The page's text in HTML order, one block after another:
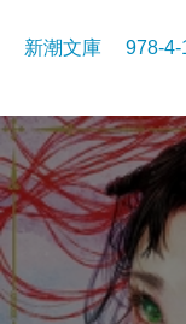
新潮文庫 978-